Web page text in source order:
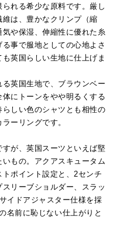
れる希少な原料です。厳し
は、豊かなクリンプ（縮
や保湿、伸縮性に優れた糸
事で服地としての心地よさ
英国らしい生地に仕上げま
英国生地で、ブラウンベー
にトーンをやや明るくする
しい色のシャツとも相性の
ーリングです。
が、英国スーツといえば堅
もの。アクアスキュータム
ポイント設定と、2センチ
リーブショルダー、スラッ
イドアジャスター仕様を採
名前に恥じない仕上がりと